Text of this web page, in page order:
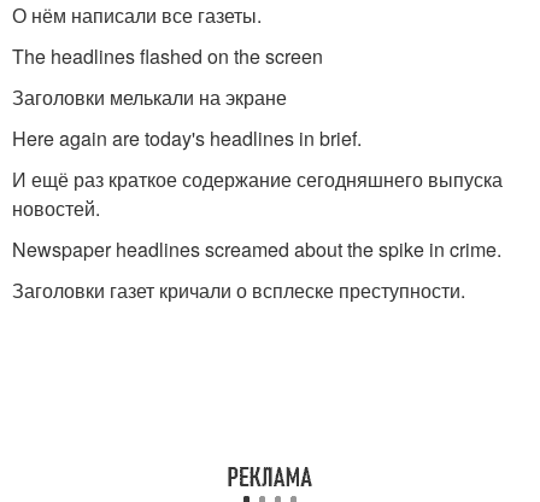
О нём написали все газеты.
The headlines flashed on the screen
Заголовки мелькали на экране
Here again are today's headlines in brief.
И ещё раз краткое содержание сегодняшнего выпуска
новостей.
Newspaper headlines screamed about the spike in crime.
Заголовки газет кричали о всплеске преступности.